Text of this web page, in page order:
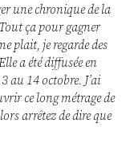
une chronique de la
ça pour gagner
plait, je regarde des
a été diffusée en
au 14 octobre. J’ai
ce long métrage de
arrêtez de dire que